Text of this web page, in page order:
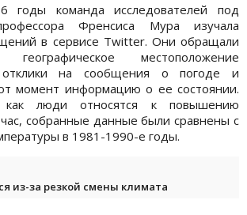
команда исследователей под
Френсиса Мура изучала
в сервисе Twitter. Они обращали
местоположение
отклики на сообщения о погоде и
момент информацию о ее состоянии.
люди относятся к повышению
собранные данные были сравнены с
в 1981-1990-е годы.
из-за резкой смены климата